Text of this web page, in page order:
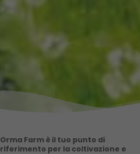
Orma Farm è il tuo punto di
riferimento per la coltivazione e